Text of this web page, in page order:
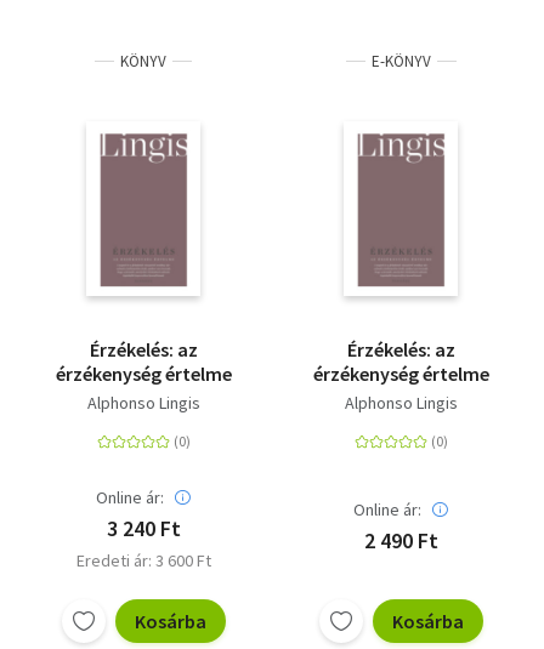
Tankönyv, segédkönyv
Természettudomány
KÖNYV
Érzékelés: az
érzékenység értelme
Alphonso Lingis
Online ár:
3 240 Ft
Eredeti ár: 3 600 Ft
Kosárba
E-KÖNYV
Érzékelés: az
érzékenység értelme
Alphonso Lingis
Online ár:
2 490 Ft
Kosárba